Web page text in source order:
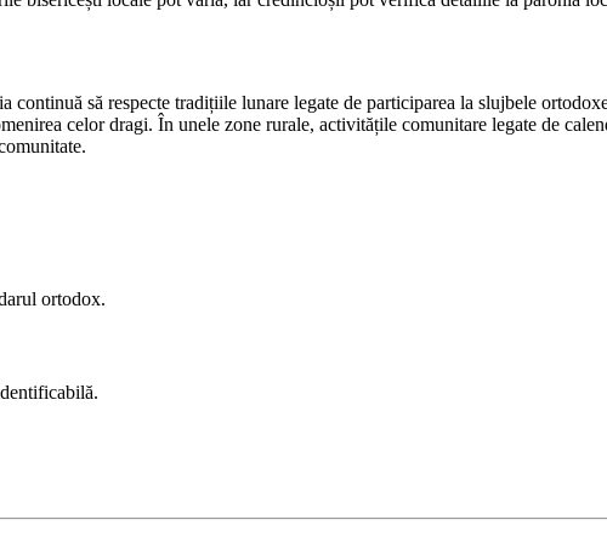
să respecte tradițiile lunare legate de participarea la slujbele
celor dragi. În unele zone rurale, activitățile comunitare legate de
ortodox.